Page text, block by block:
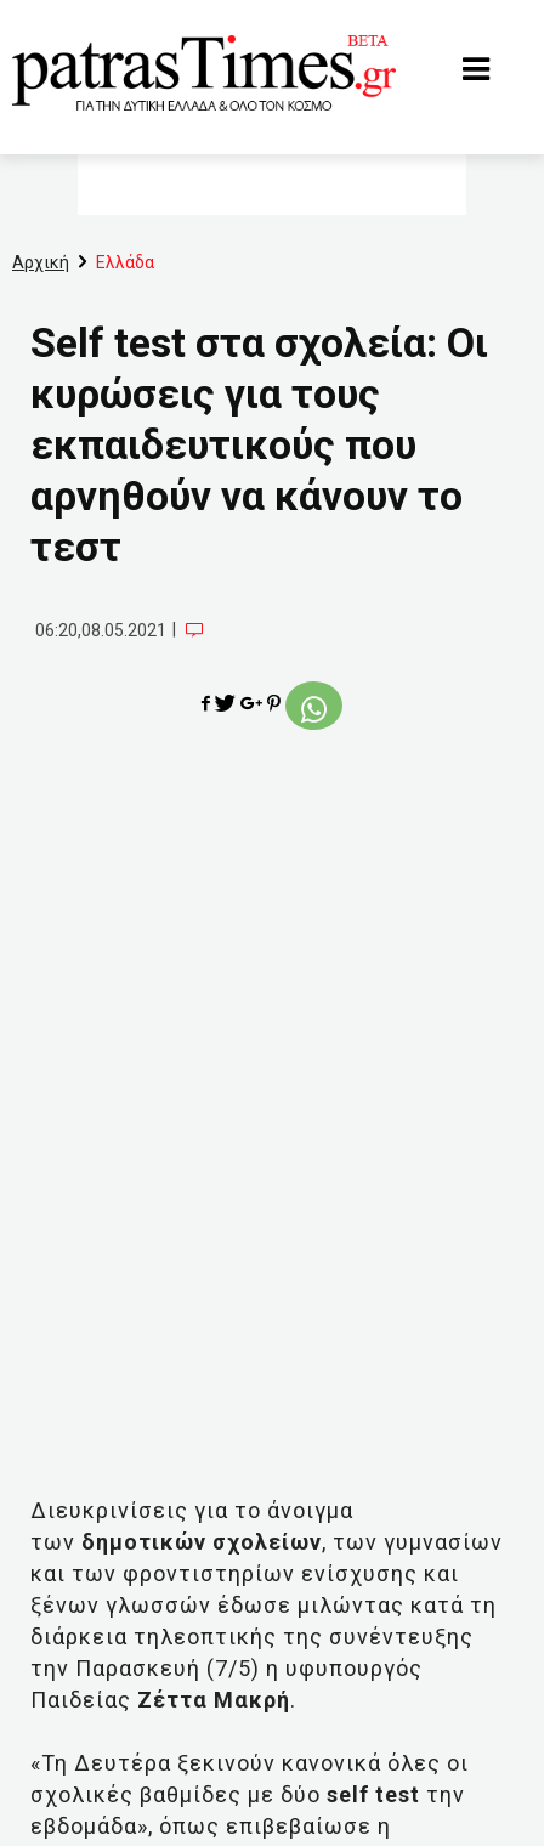
Αρχική Ελλάδα
Self test στα σχολεία: Οι
κυρώσεις για τους
εκπαιδευτικούς που
αρνηθούν να κάνουν το
τεστ
06:20,08.05.2021
Διευκρινίσεις για το άνοιγμα
των δημοτικών σχολείων, των γυμνασίων
και των φροντιστηρίων ενίσχυσης και
ξένων γλωσσών έδωσε μιλώντας κατά τη
διάρκεια τηλεοπτικής της συνέντευξης
την Παρασκευή (7/5) η υφυπουργός
Παιδείας Ζέττα Μακρή.
«Τη Δευτέρα ξεκινούν κανονικά όλες οι
σχολικές βαθμίδες με δύο self test την
εβδομάδα», όπως επιβεβαίωσε η